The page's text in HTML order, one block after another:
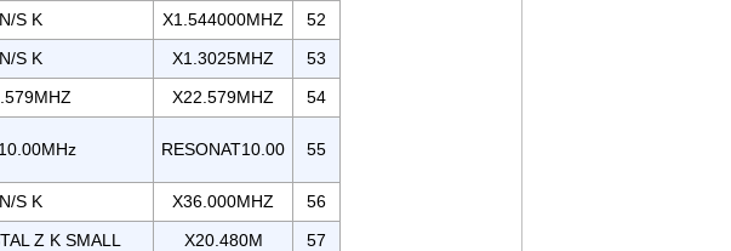
N/S K X1.544000MHZ
52
N/S K X1.3025MHZ
53
X22.579MHZ 54
RESONAT10.00 55
N/S K X36.000MHZ
56
Z K SMALL X20.480M 57